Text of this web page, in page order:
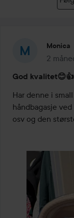
Monica
2
God kvalitet😊👍
Har denne i
håndbagasje
osv og den